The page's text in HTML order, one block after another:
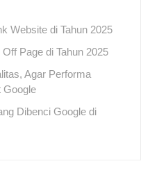
Website di Tahun 2025
Page di Tahun 2025
Agar Performa
Google
Dibenci Google di